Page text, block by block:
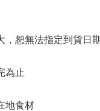
，恕無法指定到貨日
為止
地食材